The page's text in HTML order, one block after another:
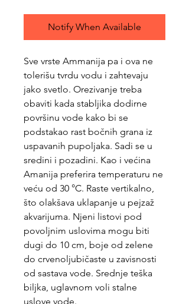
Notify When Available
Sve vrste Ammanija pa i ova ne
tolerišu tvrdu vodu i zahtevaju
jako svetlo. Orezivanje treba
obaviti kada stabljika dodirne
površinu vode kako bi se
podstakao rast bočnih grana iz
uspavanih pupoljaka. Sadi se u
sredini i pozadini. Kao i većina
Amanija preferira temperaturu ne
veću od 30 °C. Raste vertikalno,
što olakšava uklapanje u pejzaž
akvarijuma. Njeni listovi pod
povoljnim uslovima mogu biti
dugi do 10 cm, boje od zelene
do crvenoljubičaste u zavisnosti
od sastava vode. Srednje teška
biljka, uglavnom voli stalne
uslove vode.